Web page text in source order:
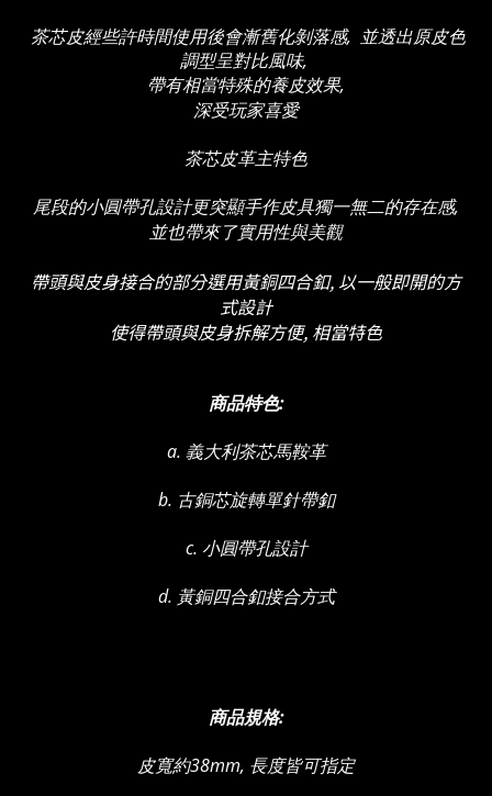
茶芯皮經些許時間使用後會漸舊化剝落感, 並透出原皮色
調型呈對比風味,
帶有相當特殊的養皮效果,
深受玩家喜愛
茶芯皮革主特色
尾段的小圓帶孔設計更突顯手作皮具獨一無二的存在感,
並也帶來了實用性與美觀
帶頭與皮身接合的部分選用黃銅四合釦, 以一般即開的方
式設計
使得帶頭與皮身拆解方便, 相當特色
商品特色:
a. 義大利茶芯馬鞍革
b. 古銅芯旋轉單針帶釦
c. 小圓帶孔設計
d. 黃銅四合釦接合方式
商品規格:
皮寬約38mm, 長度皆可指定